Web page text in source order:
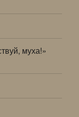
муха!»